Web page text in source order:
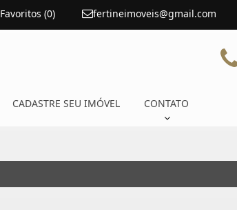
fertineimoveis@gmail.com
Favoritos (0)
CADASTRE SEU IMÓVEL CONTATO